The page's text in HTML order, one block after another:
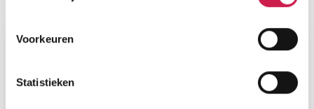
Voorkeuren
Statistieken
Plattegronden